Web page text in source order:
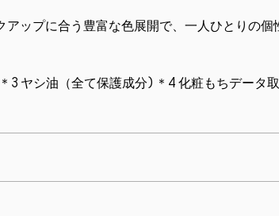
ップに合う豊富な色展開で、一人ひとりの個
3 ヤシ油（全て保護成分) ＊4 化粧もちデータ